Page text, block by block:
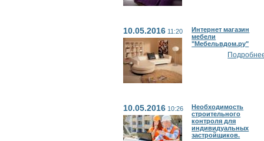
10.05.2016 11:20
Интернет магазин
мебели
"Мебельвдом.ру"
10.05.2016 10:26
Необходимость
строительного
контроля для
индивидуальных
застройщиков.